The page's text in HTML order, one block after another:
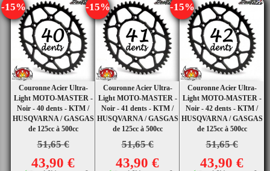
Couronne Acier Ultra-
Light MOTO-MASTER -
Noir - 40 dents - KTM /
HUSQVARNA / GASGAS
de 125cc à 500cc
51,65 €
-15%
43,90 €
Couronne Acier Ultra-
Light MOTO-MASTER -
Noir - 41 dents - KTM /
HUSQVARNA / GASGAS
de 125cc à 500cc
51,65 €
-15%
43,90 €
Couronne Acier Ultra-
Light MOTO-MASTER -
Noir - 42 dents - KTM /
HUSQVARNA / GASGAS
de 125cc à 500cc
51,65 €
-15%
43,90 €